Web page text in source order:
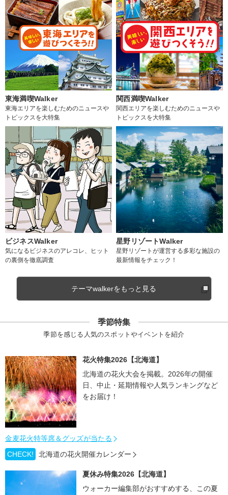
東海満喫Walker
東海エリアを楽しむためのニュースや
トピックスを大特集
関西満喫Walker
関西エリアを楽しむためのニュースや
トピックスを大特集
ビジネスWalker
気になるビジネスのアレコレ、ヒット
の裏側を徹底調査
星野リゾートWalker
星野リゾートが運営する多彩な施設の
最新情報をチェック！
テーマwalkerをもっと見る
季節特集
季節を感じる人気のスポットやイベントを紹介
花火特集2026【北海道】
北海道の花火大会を掲載。2026年の開催
日、中止・延期情報や人気ランキングなど
をお届け！
金麦花火特等席＆グッズが当たる
CHECK!
北海道の花火開催カレンダー
夏休み特集2026【北海道】
ウォーカー編集部がおすすめする、この夏